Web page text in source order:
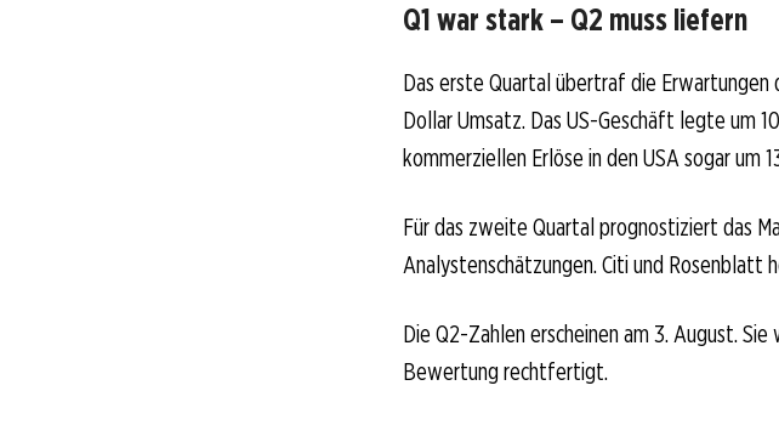
Q1 war stark – Q2 muss liefern
Das erste Quartal übertraf die Erwartungen
Dollar Umsatz. Das US-Geschäft legte um
kommerziellen Erlöse in den USA sogar um
Für das zweite Quartal prognostiziert das
Analystenschätzungen. Citi und Rosenblatt
Die Q2-Zahlen erscheinen am 3. August.
Bewertung rechtfertigt.